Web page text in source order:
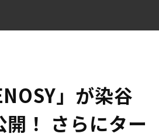
」が染谷
！ さらにター